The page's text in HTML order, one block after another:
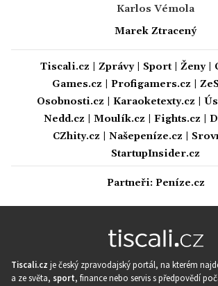
Karlos Vémola
Marek Ztracený
Tiscali.cz Zprávy| Sport| Ženy|
Games.cz
Profigamers.cz
Osobnosti.cz
Karaoketexty.cz
Nedd.cz
Moulík.cz Fights.cz
CZhity.cz
Našepeníze.cz
StartupInsider.cz
Partneři: Peníze.cz
Tiscali.cz je český zpravodajský portál, na kterém
a ze světa, sport, finance nebo servis s předpovědí